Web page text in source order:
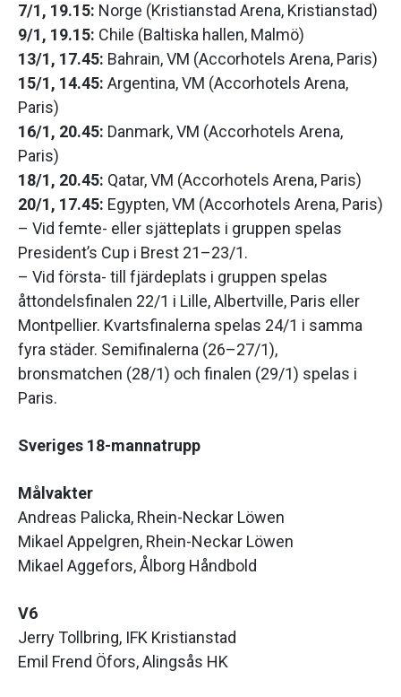
7/1, 19.15: Norge (Kristianstad Arena, Kristianstad)
9/1, 19.15: Chile (Baltiska hallen, Malmö)
13/1, 17.45: Bahrain, VM (Accorhotels Arena, Paris)
15/1, 14.45: Argentina, VM (Accorhotels Arena,
Paris)
16/1, 20.45: Danmark, VM (Accorhotels Arena,
Paris)
18/1, 20.45: Qatar, VM (Accorhotels Arena, Paris)
20/1, 17.45: Egypten, VM (Accorhotels Arena, Paris)
– Vid femte- eller sjätteplats i gruppen spelas
President’s Cup i Brest 21–23/1.
– Vid första- till fjärdeplats i gruppen spelas
åttondelsfinalen 22/1 i Lille, Albertville, Paris eller
Montpellier. Kvartsfinalerna spelas 24/1 i samma
fyra städer. Semifinalerna (26–27/1),
bronsmatchen (28/1) och finalen (29/1) spelas i
Paris.
Sveriges 18-mannatrupp
Målvakter
Andreas Palicka, Rhein-Neckar Löwen
Mikael Appelgren, Rhein-Neckar Löwen
Mikael Aggefors, Ålborg Håndbold
V6
Jerry Tollbring, IFK Kristianstad
Emil Frend Öfors, Alingsås HK